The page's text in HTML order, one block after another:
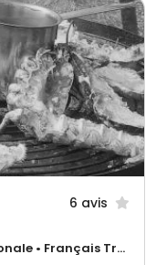
6 avis
Barbecue et grillades • Cuisine régionale • Français Traditionnel